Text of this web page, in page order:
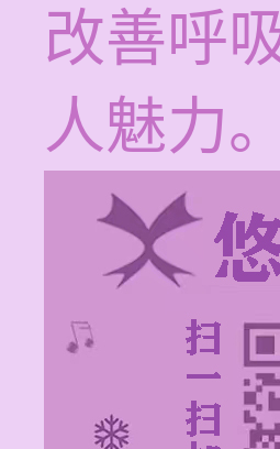
改善呼
人魅力。